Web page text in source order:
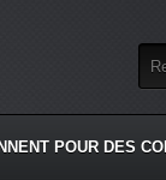
POUR DES